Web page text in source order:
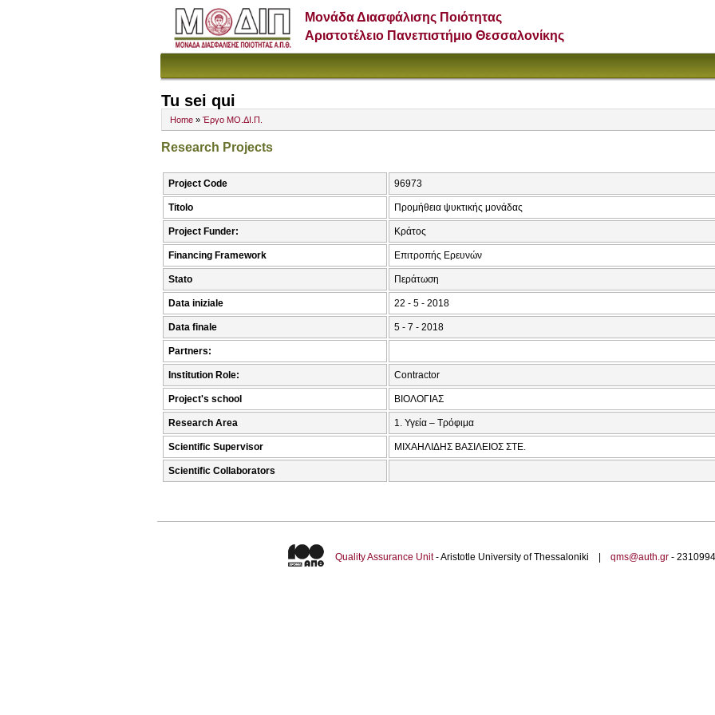
Μονάδα Διασφάλισης Ποιότητας
Αριστοτέλειο Πανεπιστήμιο Θεσσαλονίκης
Tu sei qui
Home » Έργο ΜΟ.ΔΙ.Π.
Research Projects
Project Code 96973
Titolo Προμήθεια ψυκτικής μονάδας
Project Funder: Κράτος
Financing Framework Επιτροπής Ερευνών
Stato Περάτωση
Data iniziale 22 - 5 - 2018
Data finale 5 - 7 - 2018
Partners:
Institution Role: Contractor
Project's school ΒΙΟΛΟΓΙΑΣ
Research Area 1. Υγεία – Τρόφιμα
Scientific Supervisor ΜΙΧΑΗΛΙΔΗΣ ΒΑΣΙΛΕΙΟΣ ΣΤΕ.
Scientific Collaborators
Quality Assurance Unit- Aristotle University of Thessaloniki | qms@auth.gr-